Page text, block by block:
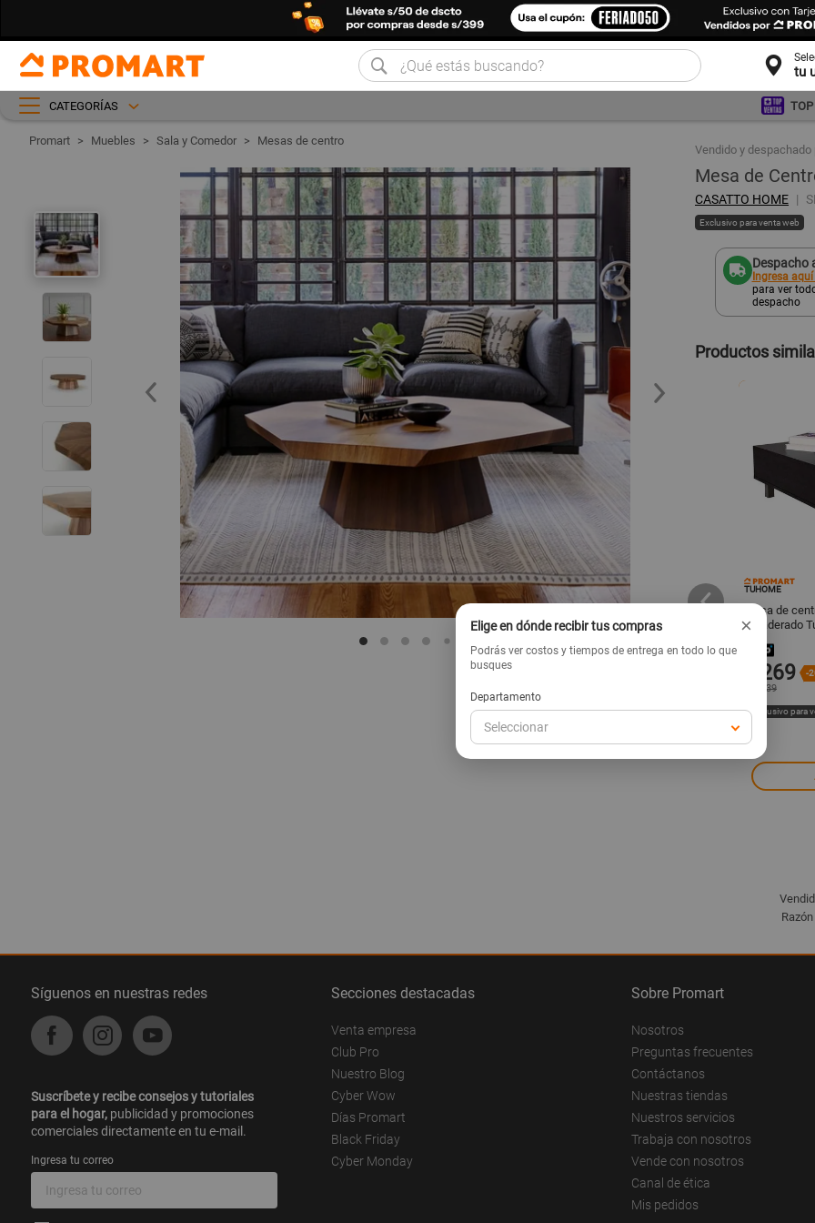
tu
CATEGORÍAS TOP
Muebles Sala y Comedor Mesas de centro
Vendido y despachado
Mesa de
CASATTO HOME
Exclusivo para venta web
Despacho
Ingresa
para ver
despacho
Productos
IMUEBLES
Credenza Mueble de Oficina. 03
Puertas con llave Wengue - TEMEL
IMUEBLES
TEMEL
SAHIP color Wengue - TEMEL
Exclusivo para venta web
TUHOME
Mesa de
Amaderado
269 -
339
Exclusivo para
Síguenos en nuestras redes
Suscríbete y recibe consejos y tutoriales
para el hogar, publicidad y promociones
comerciales directamente en tu e-mail.
Ingresa tu correo
Secciones destacadas
Venta empresa
Club Pro
Nuestro Blog
Cyber Wow
Días Promart
Black Friday
Cyber Monday
Sobre Promart
Nosotros
Preguntas frecuentes
Contáctanos
Nuestras tiendas
Nuestros servicios
Trabaja con nosotros
Vende con nosotros
Canal de ética
Mis pedidos
Elige en dónde recibir tus compras ×
Podrás ver costos y tiempos de entrega en todo lo que
busques
Departamento
Seleccionar